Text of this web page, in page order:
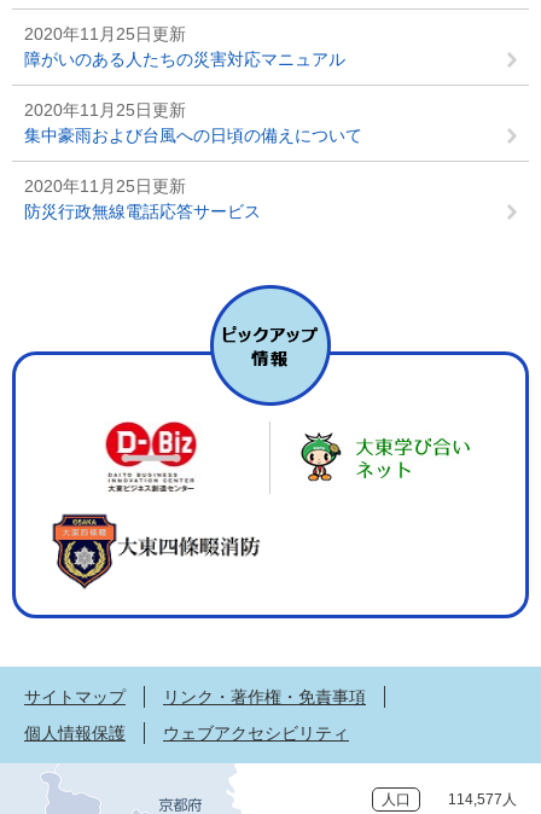
2020年11月25日更新
障がいのある人たちの災害対応マニュアル
2020年11月25日更新
集中豪雨および台風への日頃の備えについて
2020年11月25日更新
防災行政無線電話応答サービス
サイトマップ
リンク・著作権・免責事項
個人情報保護
ウェブアクセシビリティ
人口 114,577人